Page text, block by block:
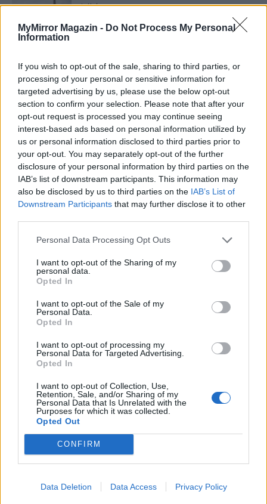
MyMirror Magazin - Do Not Process My Personal
Information
If you wish to opt-out of the sale, sharing to third parties, or
processing of your personal or sensitive information for
targeted advertising by us, please use the below opt-out
section to confirm your selection. Please note that after your
opt-out request is processed you may continue seeing
interest-based ads based on personal information utilized by
us or personal information disclosed to third parties prior to
your opt-out. You may separately opt-out of the further
disclosure of your personal information by third parties on the
IAB’s list of downstream participants. This information may
also be disclosed by us to third parties on the IAB’s List of
Downstream Participants that may further disclose it to other
Personal Data Processing Opt Outs
I want to opt-out of the Sharing of my
personal data.
Opted In
I want to opt-out of the Sale of my
Personal Data.
Opted In
I want to opt-out of processing my
Personal Data for Targeted Advertising.
Opted In
I want to opt-out of Collection, Use,
Retention, Sale, and/or Sharing of my
Personal Data that Is Unrelated with the
Purposes for which it was collected.
Opted Out
CONFIRM
Data Deletion Data Access Privacy Policy
jelképe
Minka 11. rész
T. szereti a fiatal lányokat 14. rész
Pedig szóltam… – Miért nem hiszünk a
nőknek, amikor segítséget kérnek?
13. rész
Woody Allen megosztó zsenialitása
A világ legismertebb ruhái